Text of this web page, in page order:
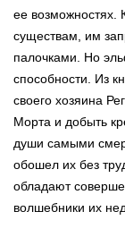
ее возможностях.
существам, им
палочками. Но
способности. Из
своего хозяина
Морта и добыть
души самыми
обошел их без
обладают
волшебники их